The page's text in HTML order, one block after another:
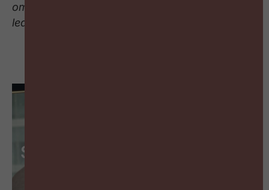
omzet uit export. Agoria telt meer dan 2050
leden.
Schrijf je in op de wekelijkse